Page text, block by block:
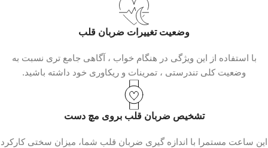
وضعیت تغییرات ضربان قلب
با استفاده از این ویژگی در هنگام خواب ، آگاهی جامع تری نسبت به
وضعیت کلی تندرستی ، تمرینات و ریکاوری خود داشته باشید.
تشخیص ضربان قلب بروی مچ دست
این ساعت مستمرا با اندازه گیری ضربان قلب شما، میزان سختی کارکرد